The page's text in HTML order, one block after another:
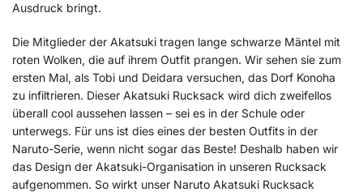
Ausdruck bringt.
Die Mitglieder der Akatsuki tragen lange schwarze Mäntel mit
roten Wolken, die auf ihrem Outfit prangen. Wir sehen sie zum
ersten Mal, als Tobi und Deidara versuchen, das Dorf Konoha
zu infiltrieren. Dieser Akatsuki Rucksack wird dich zweifellos
überall cool aussehen lassen – sei es in der Schule oder
unterwegs. Für uns ist dies eines der besten Outfits in der
Naruto-Serie, wenn nicht sogar das Beste! Deshalb haben wir
das Design der Akatsuki-Organisation in unseren Rucksack
aufgenommen. So wirkt unser Naruto Akatsuki Rucksack